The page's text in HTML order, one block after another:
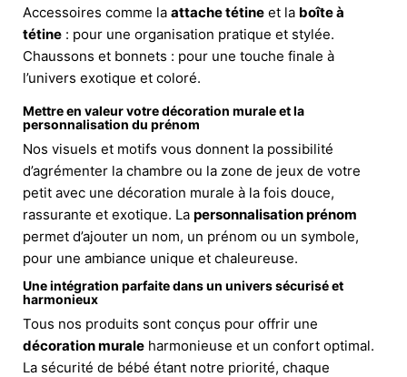
Accessoires comme la attache tétine et la boîte à
tétine : pour une organisation pratique et stylée.
Chaussons et bonnets : pour une touche finale à
l’univers exotique et coloré.
Mettre en valeur votre décoration murale et la
personnalisation du prénom
Nos visuels et motifs vous donnent la possibilité
d’agrémenter la chambre ou la zone de jeux de votre
petit avec une décoration murale à la fois douce,
rassurante et exotique. La personnalisation prénom
permet d’ajouter un nom, un prénom ou un symbole,
pour une ambiance unique et chaleureuse.
Une intégration parfaite dans un univers sécurisé et
harmonieux
Tous nos produits sont conçus pour offrir une
décoration murale harmonieuse et un confort optimal.
La sécurité de bébé étant notre priorité, chaque